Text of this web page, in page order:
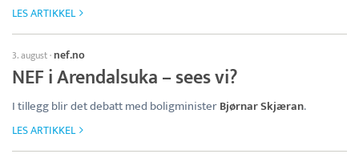
LES ARTIKKEL
3. august· nef.no
NEF i Arendalsuka – sees vi?
I tillegg blir det debatt med boligministerBjørnar Skjæran.
LES ARTIKKEL